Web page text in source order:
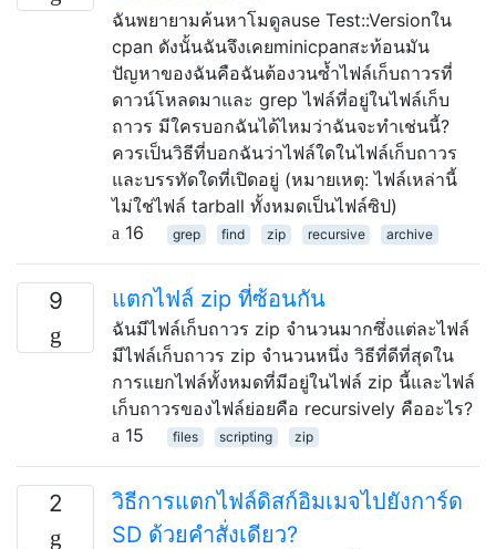
ฉันพยายามค้นหาโมดูลuse Test::Versionใน
cpan ดังนั้นฉันจึงเคยminicpanสะท้อนมัน
ปัญหาของฉันคือฉันต้องวนซ้ำไฟล์เก็บถาวรที่
ดาวน์โหลดมาและ grep ไฟล์ที่อยู่ในไฟล์เก็บ
ถาวร มีใครบอกฉันได้ไหมว่าฉันจะทำเช่นนี้?
ควรเป็นวิธีที่บอกฉันว่าไฟล์ใดในไฟล์เก็บถาวร
และบรรทัดใดที่เปิดอยู่ (หมายเหตุ: ไฟล์เหล่านี้
ไม่ใช่ไฟล์ tarball ทั้งหมดเป็นไฟล์ซิป)
16
grep find zip recursive archive
9 แตกไฟล์ zip ที่ซ้อนกัน
ฉันมีไฟล์เก็บถาวร zip จำนวนมากซึ่งแต่ละไฟล์
มีไฟล์เก็บถาวร zip จำนวนหนึ่ง วิธีที่ดีที่สุดใน
การแยกไฟล์ทั้งหมดที่มีอยู่ในไฟล์ zip นี้และไฟล์
เก็บถาวรของไฟล์ย่อยคือ recursively คืออะไร?
15
files scripting zip
2
วิธีการแตกไฟล์ดิสก์อิมเมจไปยังการ์ด
SD ด้วยคำสั่งเดียว?